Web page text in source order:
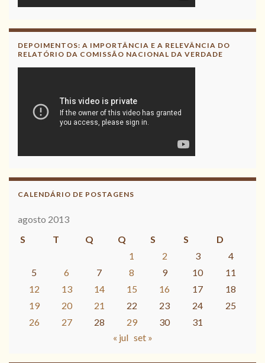
DEPOIMENTOS: A IMPORTÂNCIA E A RELEVÂNCIA DO
RELATÓRIO DA COMISSÃO NACIONAL DA VERDADE
CALENDÁRIO DE POSTAGENS
agosto 2013
S
T Q Q S S
D
1
2 3
4
5
6 7 8 9 10
11
12
13 14 15 16 17
18
19
20 21 22 23 24
25
26
27 28 29 30
31
« jul set »